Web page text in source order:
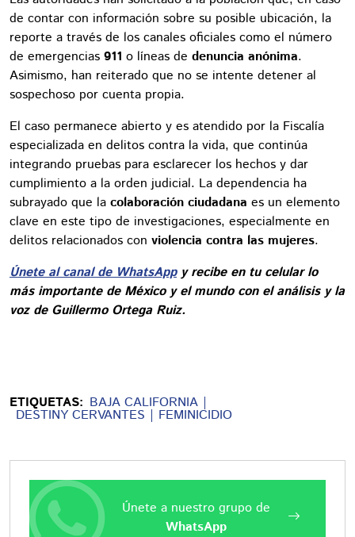
de contar con información sobre su posible ubicación, la
reporte a través de los canales oficiales como el número
de emergencias 911 o líneas de denuncia anónima.
Asimismo, han reiterado que no se intente detener al
sospechoso por cuenta propia.
El caso permanece abierto y es atendido por la Fiscalía
especializada en delitos contra la vida, que continúa
integrando pruebas para esclarecer los hechos y dar
cumplimiento a la orden judicial. La dependencia ha
subrayado que la colaboración ciudadana es un elemento
clave en este tipo de investigaciones, especialmente en
delitos relacionados con violencia contra las mujeres.
Únete al canal de WhatsAppy recibe en tu celular lo
más importante de México y el mundo con el análisis y la
voz de Guillermo Ortega Ruiz.
ETIQUETAS: BAJA CALIFORNIA
DESTINY CERVANTES FEMINICIDIO
Únete a nuestro grupo de
WhatsApp